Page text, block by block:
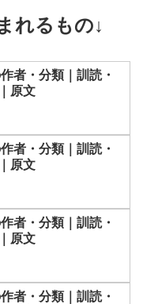
れるもの↓
者・分類｜訓読・
原文
者・分類｜訓読・
原文
者・分類｜訓読・
原文
者・分類｜訓読・